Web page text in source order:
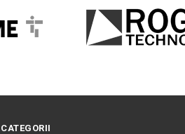
CATEGORII